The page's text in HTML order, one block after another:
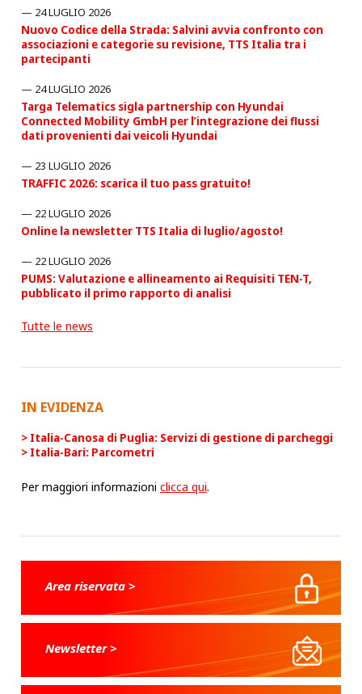
24 LUGLIO 2026
Nuovo Codice della Strada: Salvini avvia confronto con
associazioni e categorie su revisione, TTS Italia tra i
partecipanti
24 LUGLIO 2026
Targa Telematics sigla partnership con Hyundai
Connected Mobility GmbH per l’integrazione dei flussi
dati provenienti dai veicoli Hyundai
23 LUGLIO 2026
TRAFFIC 2026: scarica il tuo pass gratuito!
22 LUGLIO 2026
Online la newsletter TTS Italia di luglio/agosto!
22 LUGLIO 2026
PUMS: Valutazione e allineamento ai Requisiti TEN-T,
pubblicato il primo rapporto di analisi
Tutte le news
IN EVIDENZA
Italia-Canosa di Puglia: Servizi di gestione di parcheggi
Italia-Bari: Parcometri
Per maggiori informazioniclicca qui.
Area riservata >
Newsletter >